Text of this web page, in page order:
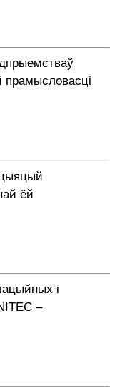
прамысловасці
ёй
і
–